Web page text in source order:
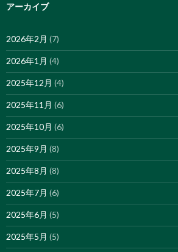
アーカイブ
2026年2月 (7)
2026年1月 (4)
2025年12月 (4)
2025年11月 (6)
2025年10月 (6)
2025年9月 (8)
2025年8月 (8)
2025年7月 (6)
2025年6月 (5)
2025年5月 (5)